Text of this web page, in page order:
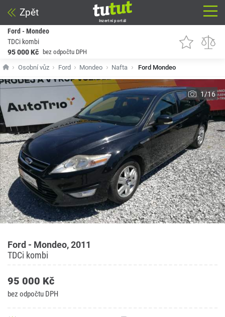
Zpět
Inzertní portál
Ford - Mondeo
TDCi kombi
95 000 Kč
bez odpočtu DPH
Osobní vůz Ford Mondeo Nafta Ford Mondeo
1/16
Ford - Mondeo, 2011
TDCi kombi
95 000 Kč
bez odpočtu DPH